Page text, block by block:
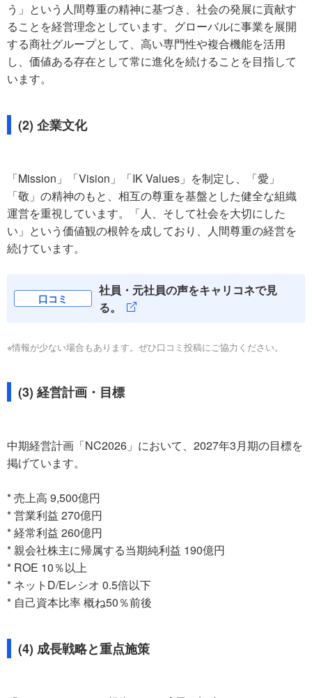
う」という人間尊重の精神に基づき、社会の発展に貢献す
ることを経営理念としています。グローバルに事業を展開
する商社グループとして、高い専門性や複合機能を活用
し、価値ある存在として常に進化を続けることを目指して
います。
(2) 企業文化
「Mission」「Vision」「IK Values」を制定し、「愛」
「敬」の精神のもと、相互の尊重を基盤とした健全な組織
運営を重視しています。「人、そして社会を大切にした
い」という価値観の根幹を成しており、人間尊重の経営を
続けています。
口コミ
社員・元社員の声をキャリコネで見
る。
※情報が少ない場合もあります。ぜひ口コミ投稿にご協力ください。
(3) 経営計画・目標
中期経営計画「NC2026」において、2027年3月期の目標を
掲げています。
* 売上高 9,500億円
* 営業利益 270億円
* 経常利益 260億円
* 親会社株主に帰属する当期純利益 190億円
* ROE 10％以上
* ネットD/Eレシオ 0.5倍以下
* 自己資本比率 概ね50％前後
(4) 成長戦略と重点施策